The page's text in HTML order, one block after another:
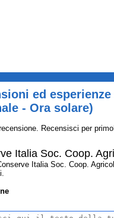
ed
- Ora solare)
Recensisci per
Italia Soc. Coop.
Italia Soc. Coop.